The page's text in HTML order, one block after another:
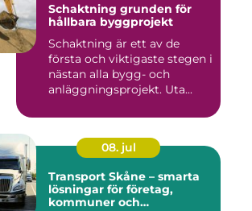
Schaktning grunden för
hållbara byggprojekt
Schaktning är ett av de
första och viktigaste stegen i
nästan alla bygg- och
anläggningsprojekt. Uta...
08. jul
Transport Skåne – smarta
lösningar för företag,
kommuner och